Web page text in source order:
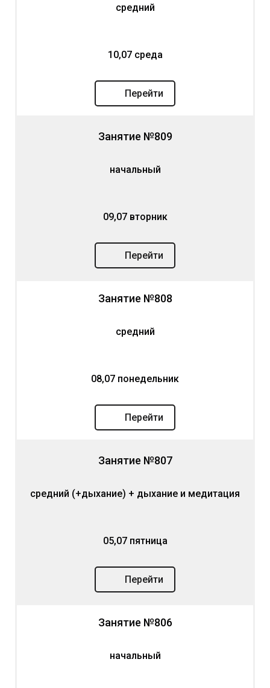
средний
10,07 среда
Перейти
Занятие №809
начальный
09,07 вторник
Перейти
Занятие №808
средний
08,07 понедельник
Перейти
Занятие №807
средний (+дыхание) + дыхание и медитация
05,07 пятница
Перейти
Занятие №806
начальный